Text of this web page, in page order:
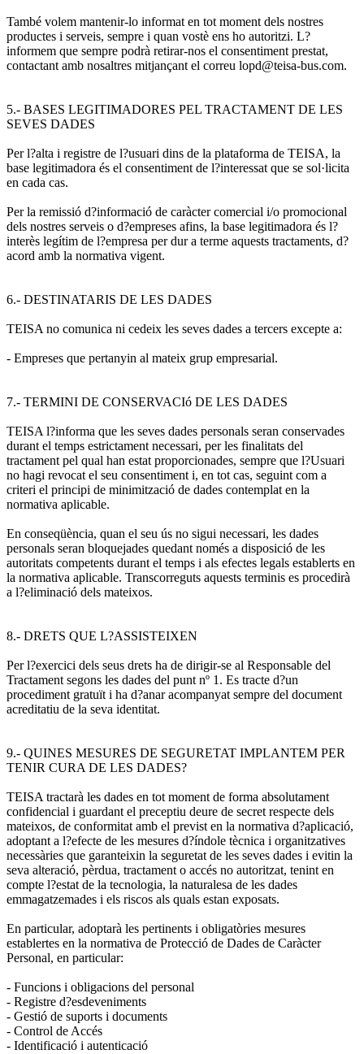
També volem mantenir-lo informat en tot moment dels nostres
productes i serveis, sempre i quan vostè ens ho autoritzi. L?
informem que sempre podrà retirar-nos el consentiment prestat,
contactant amb nosaltres mitjançant el correu lopd@teisa-bus.com.
5.- BASES LEGITIMADORES PEL TRACTAMENT DE LES
SEVES DADES
Per l?alta i registre de l?usuari dins de la plataforma de TEISA, la
base legitimadora és el consentiment de l?interessat que se sol·licita
en cada cas.
Per la remissió d?informació de caràcter comercial i/o promocional
dels nostres serveis o d?empreses afins, la base legitimadora és l?
interès legítim de l?empresa per dur a terme aquests tractaments, d?
acord amb la normativa vigent.
6.- DESTINATARIS DE LES DADES
TEISA no comunica ni cedeix les seves dades a tercers excepte a:
- Empreses que pertanyin al mateix grup empresarial.
7.- TERMINI DE CONSERVACIó DE LES DADES
TEISA l?informa que les seves dades personals seran conservades
durant el temps estrictament necessari, per les finalitats del
tractament pel qual han estat proporcionades, sempre que l?Usuari
no hagi revocat el seu consentiment i, en tot cas, seguint com a
criteri el principi de minimització de dades contemplat en la
normativa aplicable.
En conseqüència, quan el seu ús no sigui necessari, les dades
personals seran bloquejades quedant només a disposició de les
autoritats competents durant el temps i als efectes legals establerts en
la normativa aplicable. Transcorreguts aquests terminis es procedirà
a l?eliminació dels mateixos.
8.- DRETS QUE L?ASSISTEIXEN
Per l?exercici dels seus drets ha de dirigir-se al Responsable del
Tractament segons les dades del punt nº 1. Es tracte d?un
procediment gratuït i ha d?anar acompanyat sempre del document
acreditatiu de la seva identitat.
9.- QUINES MESURES DE SEGURETAT IMPLANTEM PER
TENIR CURA DE LES DADES?
TEISA tractarà les dades en tot moment de forma absolutament
confidencial i guardant el preceptiu deure de secret respecte dels
mateixos, de conformitat amb el previst en la normativa d?aplicació,
adoptant a l?efecte de les mesures d?índole tècnica i organitzatives
necessàries que garanteixin la seguretat de les seves dades i evitin la
seva alteració, pèrdua, tractament o accés no autoritzat, tenint en
compte l?estat de la tecnologia, la naturalesa de les dades
emmagatzemades i els riscos als quals estan exposats.
En particular, adoptarà les pertinents i obligatòries mesures
establertes en la normativa de Protecció de Dades de Caràcter
Personal, en particular:
- Funcions i obligacions del personal
- Registre d?esdeveniments
- Gestió de suports i documents
- Control de Accés
- Identificació i autenticació